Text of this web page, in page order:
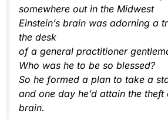
somewhere out in the Midwest
Einstein’s brain was adorning a
the desk
of a general practitioner
Who was he to be so blessed?
So he formed a plan to take a
and one day he’d attain the theft
brain.